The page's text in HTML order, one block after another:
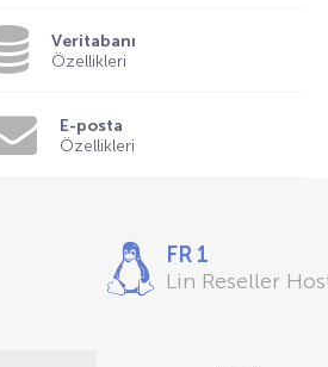
Veritabanı
Özellikleri
E-posta
Özellikleri
FR 1
Lin Reseller